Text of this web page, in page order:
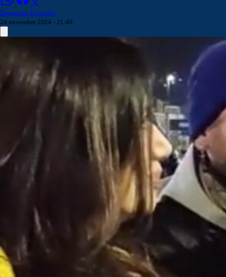
Domenico D'Ausilio
24 novembre 2024 - 21:46